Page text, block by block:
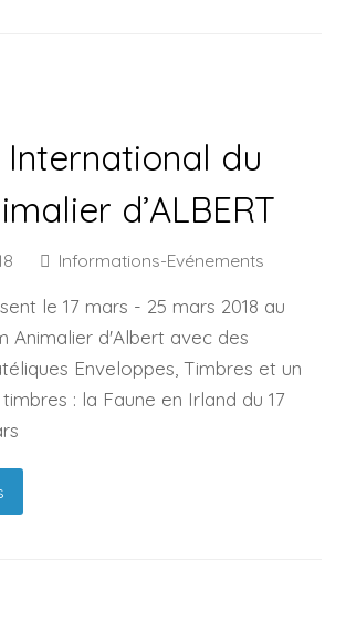
International du
d’ALBERT
Informations-Evénements
le 17 mars - 25 mars 2018 au
Animalier d'Albert avec des
Enveloppes, Timbres et un
: la Faune en Irland du 17